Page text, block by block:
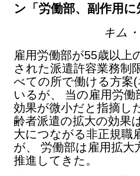
ン「労働部、副作用
キム
雇用労働部が55歳以上
された派遣許容業務制
べての所で働ける方案
いるが、 当の雇用労
効果が微小だと指摘し
齢者派遣の拡大の効果
大につながる非正規職
が、 労働部は雇用拡
推進してきた。